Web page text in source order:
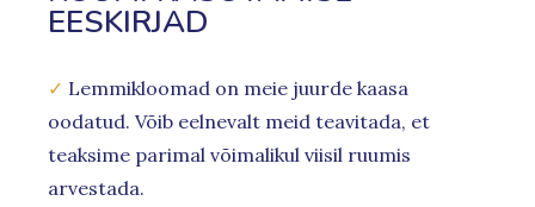
EESKIRJAD
✓ Lemmikloomad on meie juurde kaasa
oodatud. Võib eelnevalt meid teavitada, et
teaksime parimal võimalikul viisil ruumis
arvestada.